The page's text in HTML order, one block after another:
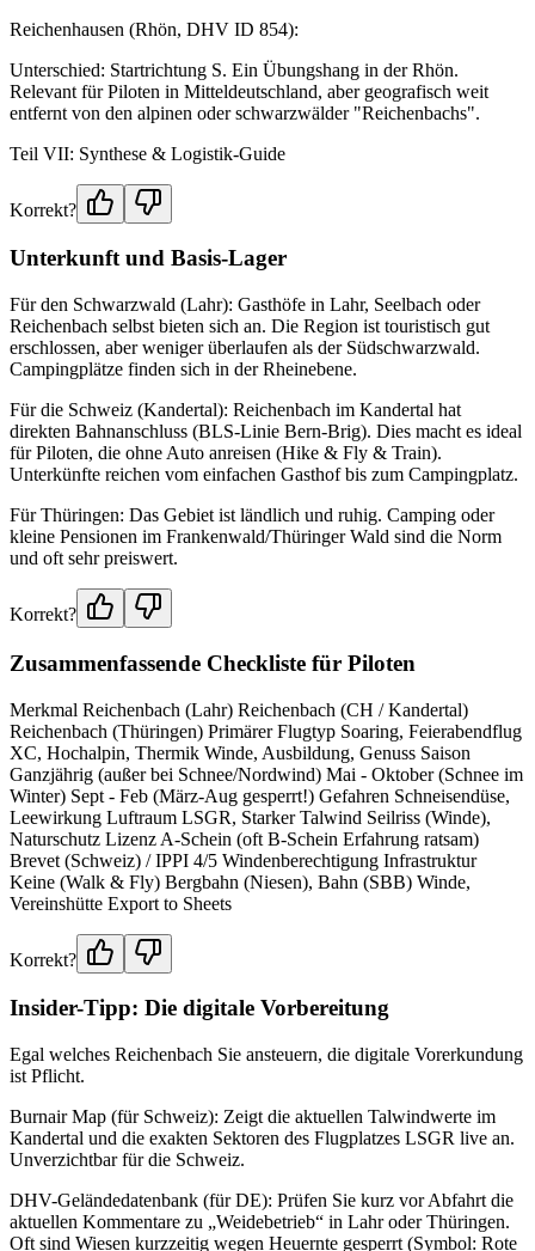
Reichenhausen (Rhön, DHV ID 854):
Unterschied: Startrichtung S. Ein Übungshang in der Rhön.
Relevant für Piloten in Mitteldeutschland, aber geografisch weit
entfernt von den alpinen oder schwarzwälder "Reichenbachs".
Teil VII: Synthese & Logistik-Guide
Korrekt?
Unterkunft und Basis-Lager
Für den Schwarzwald (Lahr): Gasthöfe in Lahr, Seelbach oder
Reichenbach selbst bieten sich an. Die Region ist touristisch gut
erschlossen, aber weniger überlaufen als der Südschwarzwald.
Campingplätze finden sich in der Rheinebene.
Für die Schweiz (Kandertal): Reichenbach im Kandertal hat
direkten Bahnanschluss (BLS-Linie Bern-Brig). Dies macht es ideal
für Piloten, die ohne Auto anreisen (Hike & Fly & Train).
Unterkünfte reichen vom einfachen Gasthof bis zum Campingplatz.
Für Thüringen: Das Gebiet ist ländlich und ruhig. Camping oder
kleine Pensionen im Frankenwald/Thüringer Wald sind die Norm
und oft sehr preiswert.
Korrekt?
Zusammenfassende Checkliste für Piloten
Merkmal Reichenbach (Lahr) Reichenbach (CH / Kandertal)
Reichenbach (Thüringen) Primärer Flugtyp Soaring, Feierabendflug
XC, Hochalpin, Thermik Winde, Ausbildung, Genuss Saison
Ganzjährig (außer bei Schnee/Nordwind) Mai - Oktober (Schnee im
Winter) Sept - Feb (März-Aug gesperrt!) Gefahren Schneisendüse,
Leewirkung Luftraum LSGR, Starker Talwind Seilriss (Winde),
Naturschutz Lizenz A-Schein (oft B-Schein Erfahrung ratsam)
Brevet (Schweiz) / IPPI 4/5 Windenberechtigung Infrastruktur
Keine (Walk & Fly) Bergbahn (Niesen), Bahn (SBB) Winde,
Vereinshütte Export to Sheets
Korrekt?
Insider-Tipp: Die digitale Vorbereitung
Egal welches Reichenbach Sie ansteuern, die digitale Vorerkundung
ist Pflicht.
Burnair Map (für Schweiz): Zeigt die aktuellen Talwindwerte im
Kandertal und die exakten Sektoren des Flugplatzes LSGR live an.
Unverzichtbar für die Schweiz.
DHV-Geländedatenbank (für DE): Prüfen Sie kurz vor Abfahrt die
aktuellen Kommentare zu „Weidebetrieb“ in Lahr oder Thüringen.
Oft sind Wiesen kurzzeitig wegen Heuernte gesperrt (Symbol: Rote